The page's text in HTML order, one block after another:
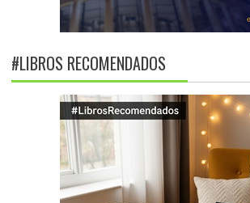
#LIBROS RECOMENDADOS